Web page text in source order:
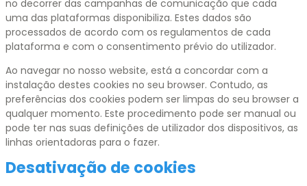
no decorrer das campanhas de comunicação que cada
uma das plataformas disponibiliza. Estes dados são
processados de acordo com os regulamentos de cada
plataforma e com o consentimento prévio do utilizador.
Ao navegar no nosso website, está a concordar com a
instalação destes cookies no seu browser. Contudo, as
preferências dos cookies podem ser limpas do seu browser a
qualquer momento. Este procedimento pode ser manual ou
pode ter nas suas definições de utilizador dos dispositivos, as
linhas orientadoras para o fazer.
Desativação de cookies